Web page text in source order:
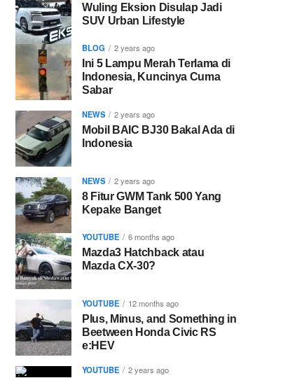
Wuling Eksion Disulap Jadi
SUV Urban Lifestyle
BLOG 2 years ago
Ini 5 Lampu Merah Terlama di
Indonesia, Kuncinya Cuma
Sabar
NEWS 2 years ago
Mobil BAIC BJ30 Bakal Ada di
Indonesia
NEWS 2 years ago
8 Fitur GWM Tank 500 Yang
Kepake Banget
YOUTUBE 6 months ago
Mazda3 Hatchback atau
Mazda CX-30?
YOUTUBE 12 months ago
Plus, Minus, and Something in
Beetween Honda Civic RS
e:HEV
YOUTUBE 2 years ago